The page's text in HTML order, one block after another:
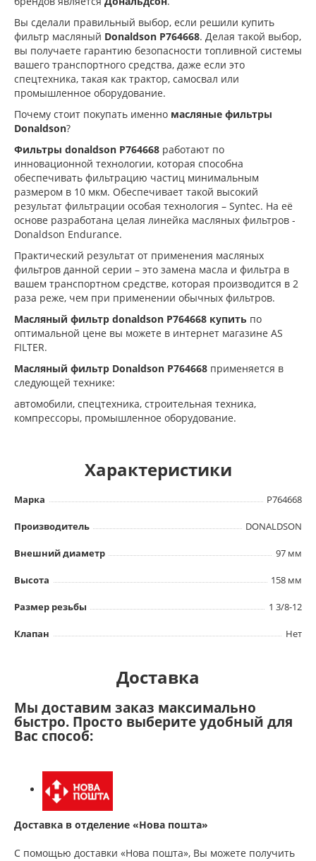
Вы сделали правильный выбор, если решили купить
фильтр масляный Donaldson P764668. Делая такой выбор,
вы получаете гарантию безопасности топливной системы
вашего транспортного средства, даже если это
спецтехника, такая как трактор, самосвал или
промышленное оборудование.
Почему стоит покупать именно масляные фильтры
Donaldson?
Фильтры donaldson P764668 работают по
инновационной технологии, которая способна
обеспечивать фильтрацию частиц минимальным
размером в 10 мкм. Обеспечивает такой высокий
результат фильтрации особая технология – Syntec. На её
основе разработана целая линейка масляных фильтров -
Donaldson Endurance.
Практический результат от применения масляных
фильтров данной серии – это замена масла и фильтра в
вашем транспортном средстве, которая производится в 2
раза реже, чем при применении обычных фильтров.
Масляный фильтр donaldson P764668 купить по
оптимальной цене вы можете в интернет магазине AS
FILTER.
Масляный фильтр Donaldson P764668 применяется в
следующей технике:
автомобили, cпецтехника, cтроительная техника,
компрессоры, промышленное оборудование.
Характеристики
Марка P764668
Производитель DONALDSON
Внешний диаметр 97 мм
Высота 158 мм
Размер резьбы 1 3/8-12
Клапан Нет
Доставка
Мы доставим заказ максимально
быстро. Просто выберите удобный для
Вас способ:
Доставка в отделение «Нова пошта»
С помощью доставки «Нова пошта», Вы можете получить